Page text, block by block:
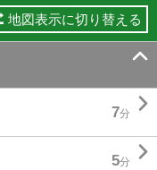
地図表示に切り替える

7分 
5分 